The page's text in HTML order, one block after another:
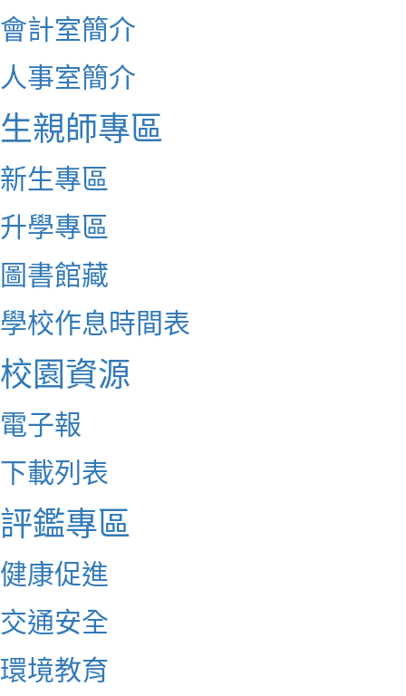
會計室簡介
人事室簡介
生親師專區
新生專區
升學專區
圖書館藏
學校作息時間表
校園資源
電子報
下載列表
評鑑專區
健康促進
交通安全
環境教育